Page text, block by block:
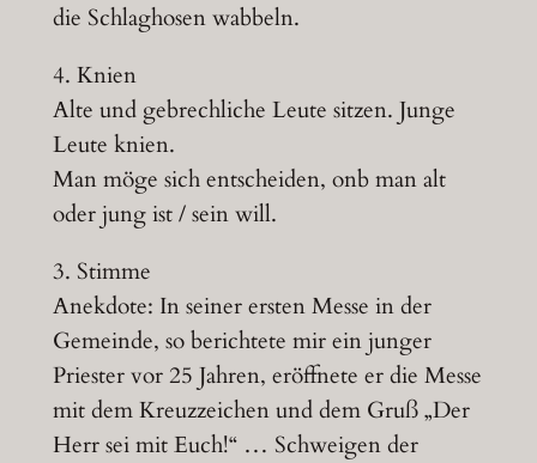
die Schlaghosen wabbeln.
4. Knien
Alte und gebrechliche Leute sitzen. Junge
Leute knien.
Man möge sich entscheiden, onb man alt
oder jung ist / sein will.
3. Stimme
Anekdote: In seiner ersten Messe in der
Gemeinde, so berichtete mir ein junger
Priester vor 25 Jahren, eröffnete er die Messe
mit dem Kreuzzeichen und dem Gruß „Der
Herr sei mit Euch!“ … Schweigen der